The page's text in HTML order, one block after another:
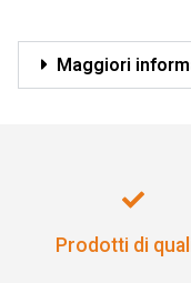
Maggiori
Prodotti di